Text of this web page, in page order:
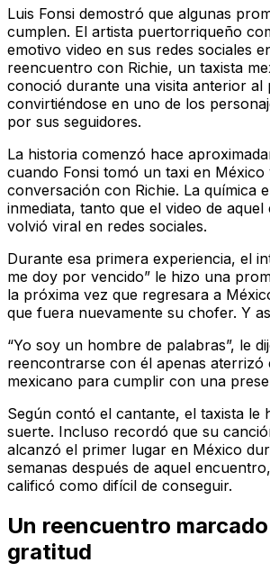
Luis Fonsi demostró que algunas
cumplen. El artista puertorriqueño
emotivo video en sus redes sociales
reencuentro con Richie, un taxista
conoció durante una visita anterior al
convirtiéndose en uno de los
por sus seguidores.
La historia comenzó hace
cuando Fonsi tomó un taxi en
conversación con Richie. La química
inmediata, tanto que el video de
volvió viral en redes sociales.
Durante esa primera experiencia, el
me doy por vencido” le hizo una
la próxima vez que regresara a
que fuera nuevamente su chofer. Y
“Yo soy un hombre de palabras”, le
reencontrarse con él apenas aterrizó
mexicano para cumplir con una
Según contó el cantante, el taxista le
suerte. Incluso recordó que su
alcanzó el primer lugar en México
semanas después de aquel
calificó como difícil de conseguir.
Un reencuentro
gratitud